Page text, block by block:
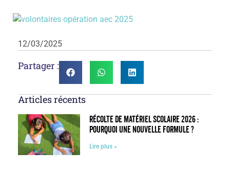
12/03/2025
Partager :
Articles récents
Récolte de matériel scolaire 2026 :
pourquoi une nouvelle formule ?
Lire plus »